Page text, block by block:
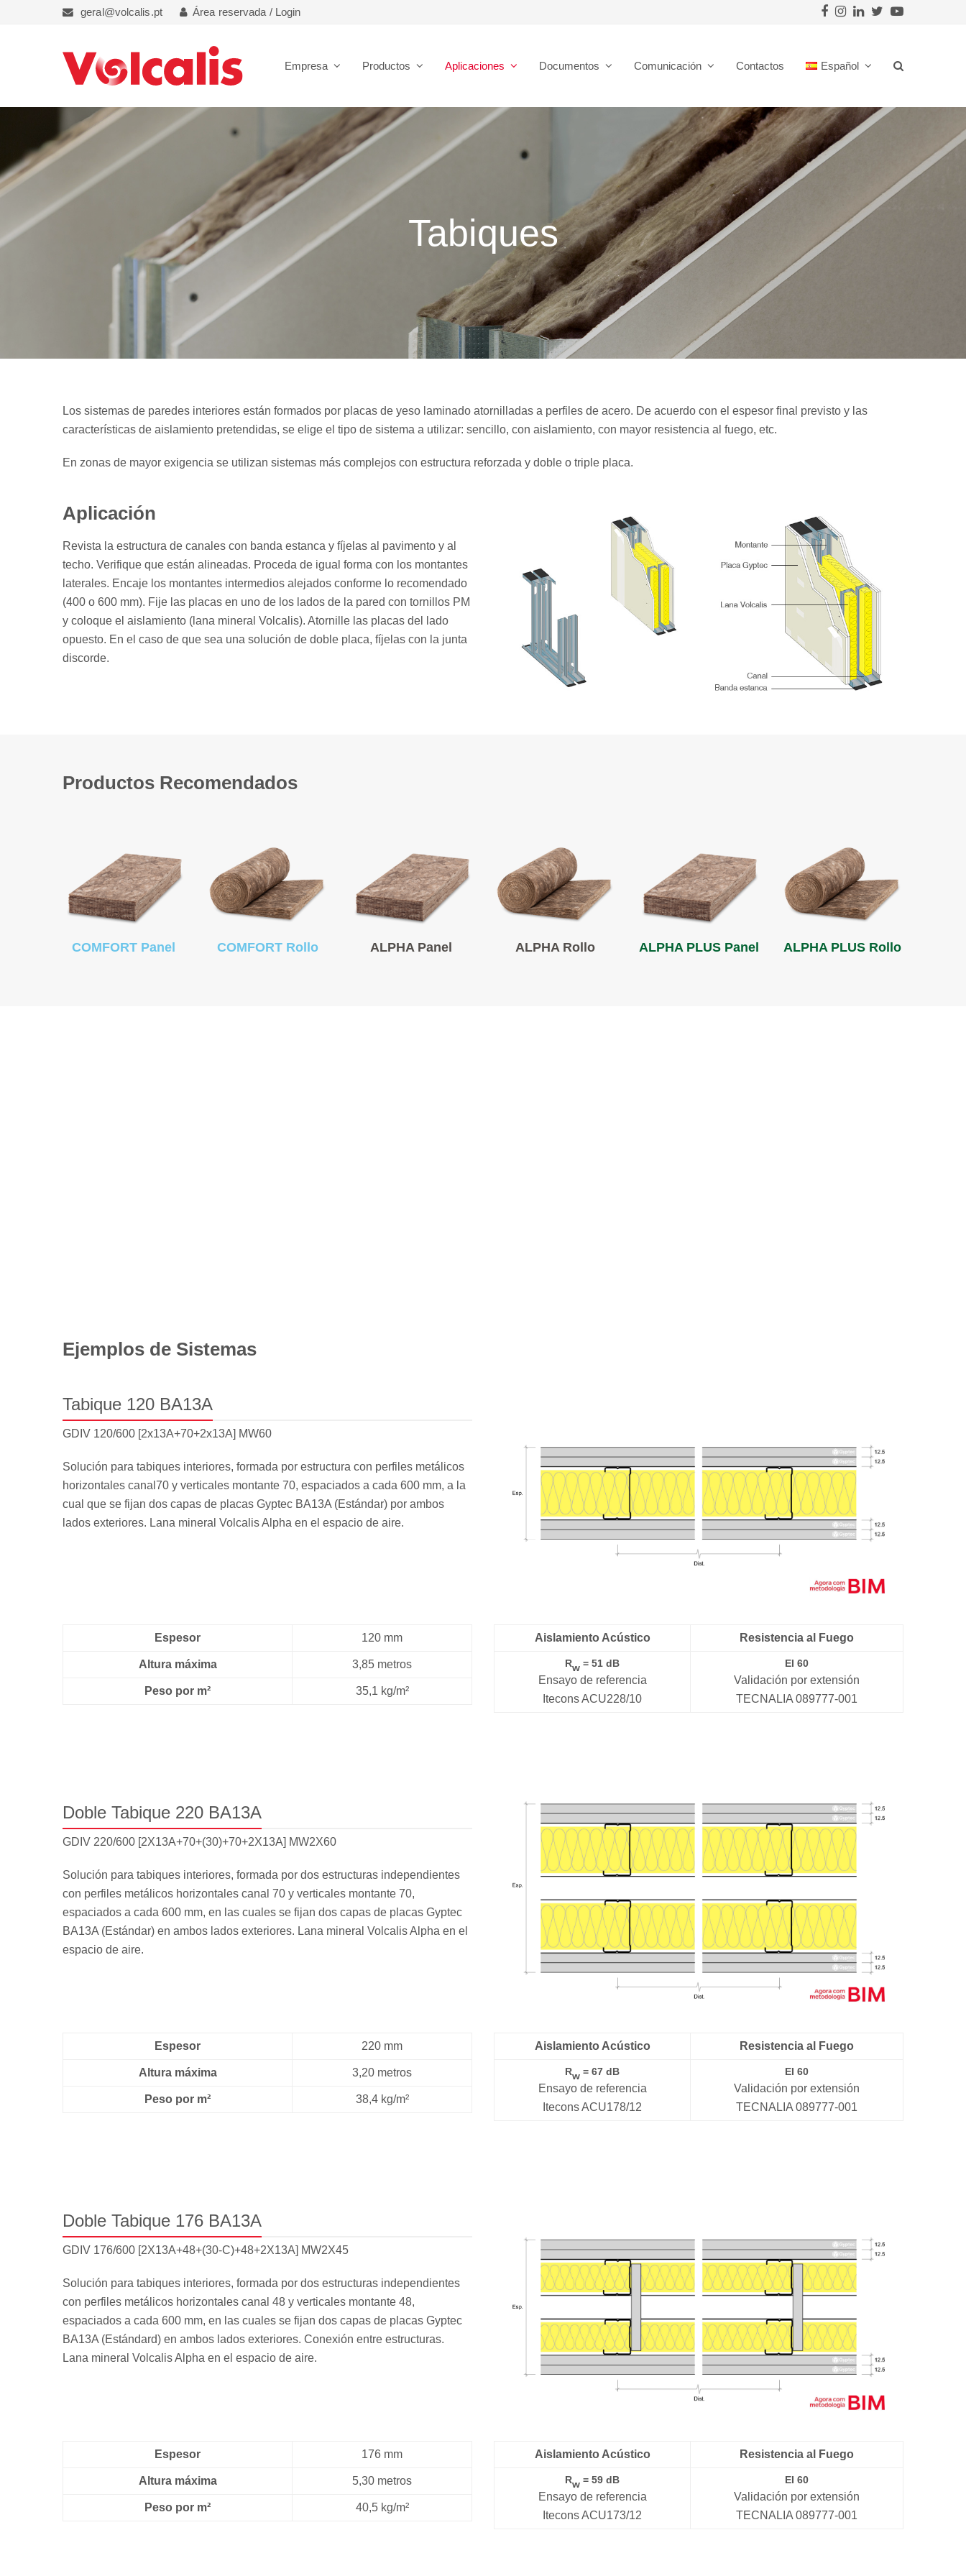
geral@volcalis.pt Área reservada / Login Facebook
Instagram
LinkedIn
Twitter
Empresa Productos Aplicaciones Documentos Comunicación Contactos Español
Tabiques
Los sistemas de paredes interiores están formados por placas de yeso laminado atornilladas a perfiles de acero. De acuerdo con el espesor final previsto y las
características de aislamiento pretendidas, se elige el tipo de sistema a utilizar: sencillo, con aislamiento, con mayor resistencia al fuego, etc.
En zonas de mayor exigencia se utilizan sistemas más complejos con estructura reforzada y doble o triple placa.
Aplicación
Revista la estructura de canales con banda estanca y fíjelas al pavimento y al
techo. Verifique que están alineadas. Proceda de igual forma con los montantes
laterales. Encaje los montantes intermedios alejados conforme lo recomendado
(400 o 600 mm). Fije las placas en uno de los lados de la pared con tornillos PM
y coloque el aislamiento (lana mineral Volcalis). Atornille las placas del lado
opuesto. En el caso de que sea una solución de doble placa, fíjelas con la junta
discorde.
Productos Recomendados
COMFORT Panel COMFORT Rollo ALPHA Panel ALPHA Rollo ALPHA PLUS Panel ALPHA PLUS Rollo
Ejemplos de Sistemas
Tabique 120 BA13A
GDIV 120/600 [2x13A+70+2x13A] MW60
Solución para tabiques interiores, formada por estructura con perfiles metálicos
horizontales canal70 y verticales montante 70, espaciados a cada 600 mm, a la
cual que se fijan dos capas de placas Gyptec BA13A (Estándar) por ambos
lados exteriores. Lana mineral Volcalis Alpha en el espacio de aire.
Espesor 120 mm
Altura máxima 3,85 metros
Peso por m² 35,1 kg/m²
Aislamiento Acústico Resistencia al Fuego
Rw = 51 dB
Ensayo de referencia
Itecons ACU228/10
EI 60
Validación por extensión
TECNALIA 089777-001
Doble Tabique 220 BA13A
GDIV 220/600 [2X13A+70+(30)+70+2X13A] MW2X60
Solución para tabiques interiores, formada por dos estructuras independientes
con perfiles metálicos horizontales canal 70 y verticales montante 70,
espaciados a cada 600 mm, en las cuales se fijan dos capas de placas Gyptec
BA13A (Estándar) en ambos lados exteriores. Lana mineral Volcalis Alpha en el
espacio de aire.
Espesor 220 mm
Altura máxima 3,20 metros
Peso por m² 38,4 kg/m²
Aislamiento Acústico Resistencia al Fuego
Rw = 67 dB
Ensayo de referencia
Itecons ACU178/12
EI 60
Validación por extensión
TECNALIA 089777-001
Doble Tabique 176 BA13A
GDIV 176/600 [2X13A+48+(30-C)+48+2X13A] MW2X45
Solución para tabiques interiores, formada por dos estructuras independientes
con perfiles metálicos horizontales canal 48 y verticales montante 48,
espaciados a cada 600 mm, en las cuales se fijan dos capas de placas Gyptec
BA13A (Estándard) en ambos lados exteriores. Conexión entre estructuras.
Lana mineral Volcalis Alpha en el espacio de aire.
Espesor 176 mm
Altura máxima 5,30 metros
Peso por m² 40,5 kg/m²
Aislamiento Acústico Resistencia al Fuego
Rw = 59 dB
Ensayo de referencia
Itecons ACU173/12
EI 60
Validación por extensión
TECNALIA 089777-001